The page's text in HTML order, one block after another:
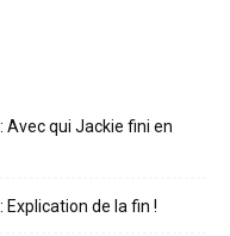
Avec qui Jackie fini en
Explication de la fin !